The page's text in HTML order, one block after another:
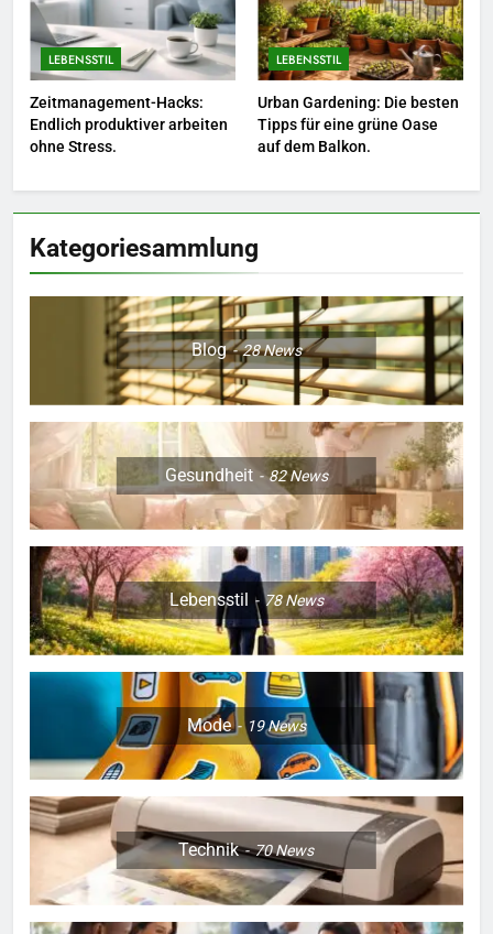
in Ihren Garten.
LEBENSSTIL
7
Berufliche Neuorientierung: Mut
zum Quereinstieg in der neuen
Farbenpracht statt Wintergrau:
So kombinieren Sie Pastelltöne
in diesem Jahr.
MODE
LEBENSSTIL
Zeitmanagement-Hacks:
Endlich produktiver arbeiten
ohne Stress.
LEBENSSTIL
Urban Gardening: Die besten
Tipps für eine grüne Oase
auf dem Balkon.
Kategoriesammlung
Blog 28News
Gesundheit 82News
Lebensstil 78News
Mode 19News
Technik 70News